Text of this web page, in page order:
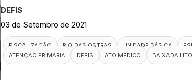
DEFIS
03 de Setembro de 2021
FISCALIZAÇÃO RIO DAS OSTRAS UNIDADE BÁSICA
ATENÇÃO PRIMÁRIA
DEFIS ATO MÉDICO BAIXADA